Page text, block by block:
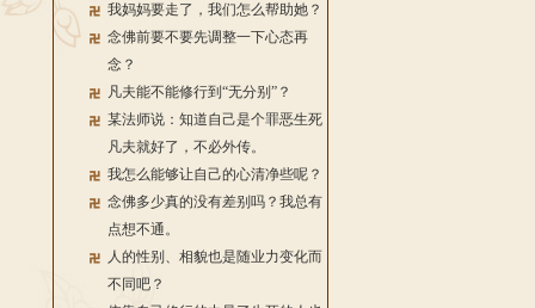
我妈妈要走了，我们怎么帮助她？
念佛前要不要先调整一下心态再
念？
凡夫能不能修行到“无分别”？
某法师说：知道自己是个罪恶生死
凡夫就好了，不必外传。
我怎么能够让自己的心清净些呢？
念佛多少真的没有差别吗？我总有
点想不通。
人的性别、相貌也是随业力变化而
不同吧？